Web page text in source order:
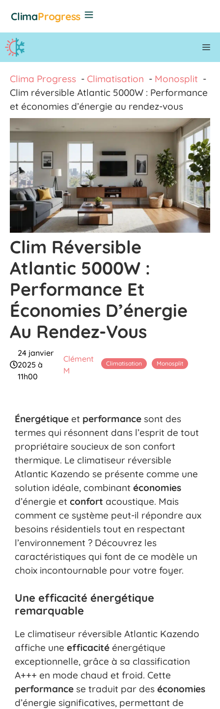
contenu
ClimaProgress
Clima Progress Climatisation
Monosplit
Clim réversible Atlantic 5000W : Performance
et économies d’énergie au rendez-vous
Clim Réversible
Atlantic 5000W :
Performance Et
Économies D’énergie
Au Rendez-Vous
24 janvier
2025 à
11h00
Clément
M
Climatisation Monosplit
Énergétique et performance sont des
termes qui résonnent dans l’esprit de tout
propriétaire soucieux de son confort
thermique. Le climatiseur réversible
Atlantic Kazendo se présente comme une
solution idéale, combinant économies
d’énergie et confort acoustique. Mais
comment ce système peut-il répondre aux
besoins résidentiels tout en respectant
l’environnement ? Découvrez les
caractéristiques qui font de ce modèle un
choix incontournable pour votre foyer.
Une efficacité énergétique
remarquable
Le climatiseur réversible Atlantic Kazendo
affiche une efficacité énergétique
exceptionnelle, grâce à sa classification
A+++ en mode chaud et froid. Cette
performance se traduit par des économies
d’énergie significatives, permettant de